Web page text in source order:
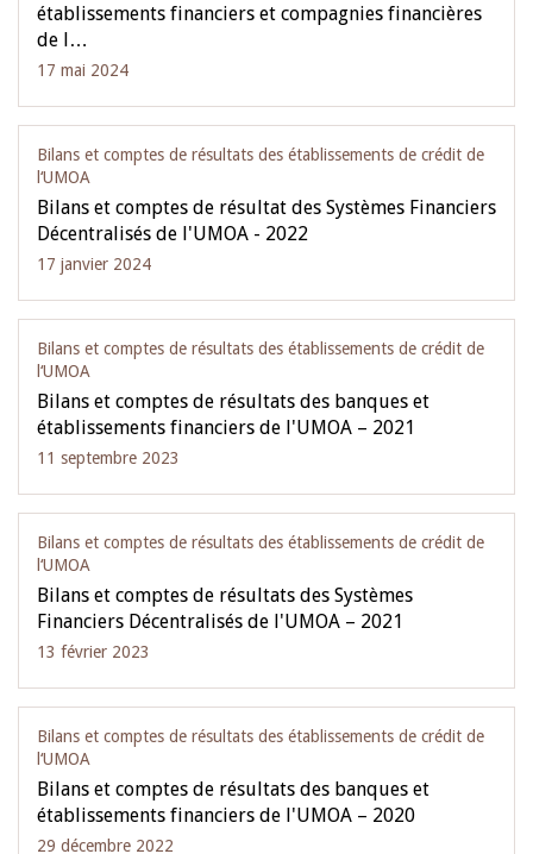
établissements financiers et compagnies financières
de l…
17 mai 2024
Bilans et comptes de résultats des établissements de crédit de
l‘UMOA
Bilans et comptes de résultat des Systèmes Financiers
Décentralisés de l'UMOA - 2022
17 janvier 2024
Bilans et comptes de résultats des établissements de crédit de
l‘UMOA
Bilans et comptes de résultats des banques et
établissements financiers de l'UMOA – 2021
11 septembre 2023
Bilans et comptes de résultats des établissements de crédit de
l‘UMOA
Bilans et comptes de résultats des Systèmes
Financiers Décentralisés de l'UMOA – 2021
13 février 2023
Bilans et comptes de résultats des établissements de crédit de
l‘UMOA
Bilans et comptes de résultats des banques et
établissements financiers de l'UMOA – 2020
29 décembre 2022